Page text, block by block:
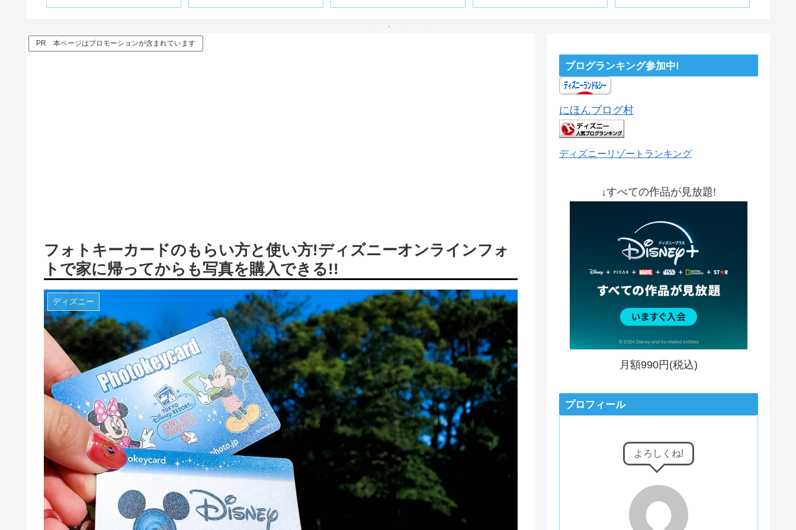
PR 本ページはプロモーションが含まれています
フォトキーカードのもらい方と使い方!ディズニーオンラインフォ
トで家に帰ってからも写真を購入できる!!
ディズニー
ブログランキング参加中!
にほんブログ村
ディズニーリゾートランキング
↓すべての作品が見放題!
月額990円(税込)
プロフィール
よろしくね!